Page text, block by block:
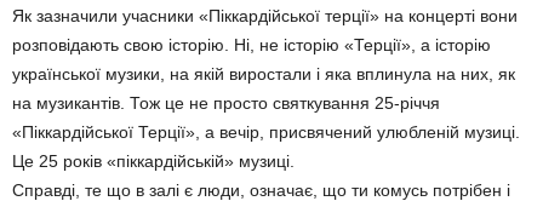
Як зазначили учасники «Піккардійської терції» на концерті вони
розповідають свою історію. Ні, не історію «Терції», а історію
української музики, на якій виростали і яка вплинула на них, як
на музикантів. Тож це не просто святкування 25-річчя
«Піккардійської Терції», а вечір, присвячений улюбленій музиці.
Це 25 років «піккардійській» музиці.
Справді, те що в залі є люди, означає, що ти комусь потрібен і